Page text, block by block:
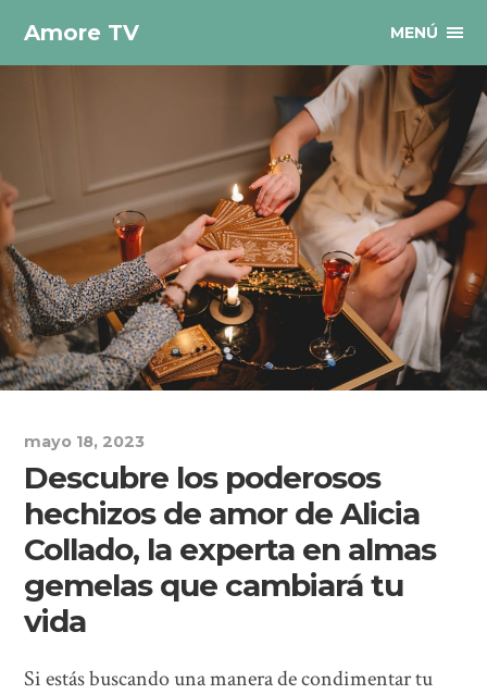
Amore TV MENÚ
mayo 18, 2023
Descubre los poderosos
hechizos de amor de Alicia
Collado, la experta en almas
gemelas que cambiará tu
vida
Si estás buscando una manera de condimentar tu